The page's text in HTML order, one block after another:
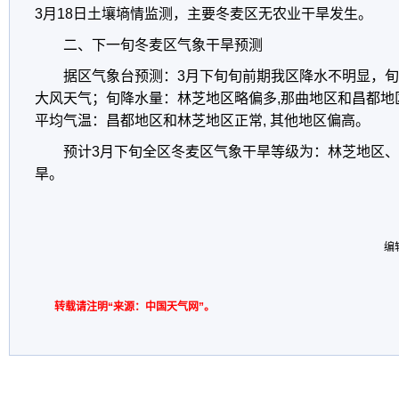
3月18日土壤墒情监测，主要冬麦区无农业干旱发生。
二、下一旬冬麦区气象干旱预测
据区气象台预测：3月下旬旬前期我区降水不明显，
大风天气；旬降水量：林芝地区略偏多,那曲地区和昌都
平均气温：昌都地区和林芝地区正常, 其他地区偏高。
预计3月下旬全区冬麦区气象干旱等级为：林芝地区
旱。
编
转载请注明“来源：中国天气网”。